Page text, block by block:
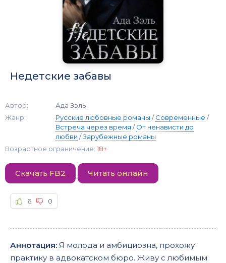
Недетские забавы
Автор:
Ада Зэль
Жанр:
Русские любовные романы /Современные /
Встреча через время /От ненависти до
любви /Зарубежные романы
Возрастное ограничение: 18+
Скачать FB2 Читать онлайн
6 0
Аннотация: Я молода и амбициозна, прохожу
практику в адвокатском бюро. Живу с любимым